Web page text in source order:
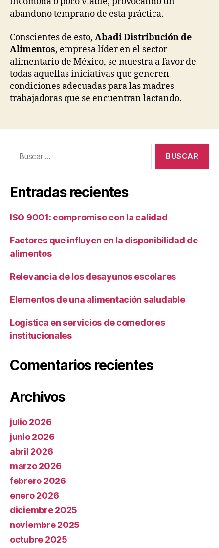
abandono temprano de esta práctica.
Conscientes de esto, Abadi Distribución de
Alimentos, empresa líder en el sector
alimentario de México, se muestra a favor de
todas aquellas iniciativas que generen
condiciones adecuadas para las madres
trabajadoras que se encuentran lactando.
Entradas recientes
ISO 9001: compromiso con la calidad
Factores que influyen en la disponibilidad de
alimentos
Relevancia de los desayunos escolares
Elementos de una alimentación saludable
Logística en servicios de comedores
institucionales
Comentarios recientes
Archivos
julio 2026
junio 2026
abril 2026
marzo 2026
febrero 2026
enero 2026
diciembre 2025
noviembre 2025
octubre 2025